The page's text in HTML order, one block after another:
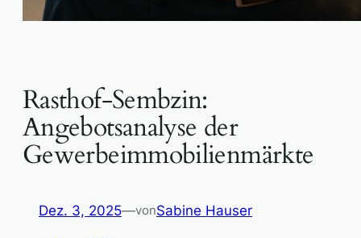
Rasthof-Sembzin:
Angebotsanalyse der
Gewerbeimmobilienmärkte
Dez. 3, 2025—vonSabine Hauser